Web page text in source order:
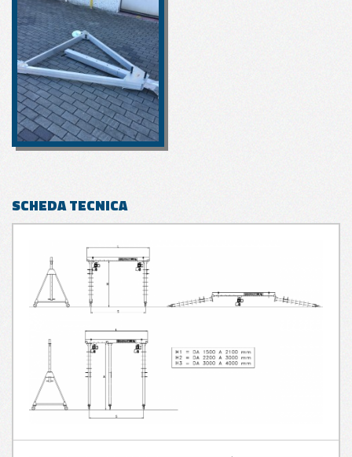
SCHEDA TECNICA